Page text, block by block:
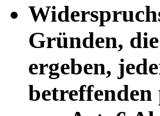
Gründen,
ergeben,
betreffenden